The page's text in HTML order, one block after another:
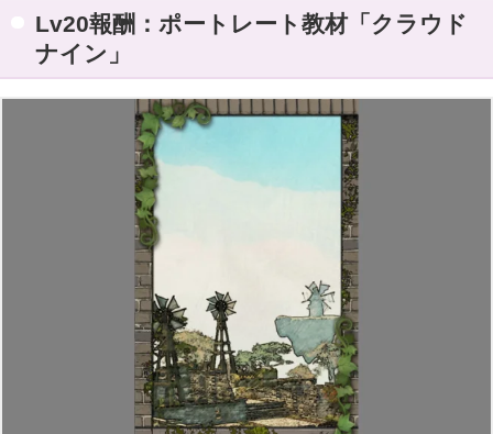
Lv20報酬：ポートレート教材「クラウド
ナイン」